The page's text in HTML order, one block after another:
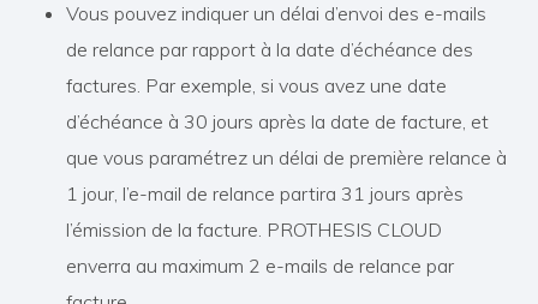
Vous pouvez indiquer un délai d’envoi des e-mails
de relance par rapport à la date d’échéance des
factures. Par exemple, si vous avez une date
d’échéance à 30 jours après la date de facture, et
que vous paramétrez un délai de première relance à
1 jour, l’e-mail de relance partira 31 jours après
l’émission de la facture. PROTHESIS CLOUD
enverra au maximum 2 e-mails de relance par